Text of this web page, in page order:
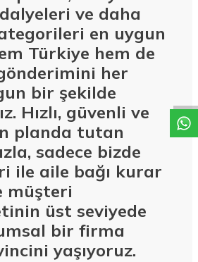
ve daha
en uygun
Türkiye hem de
her
bir şekilde
Hızlı, güvenli ve
planda tutan
sadece bizde
ile aile bağı kurar
müşteri
üst seviyede
bir firma
yaşıyoruz.